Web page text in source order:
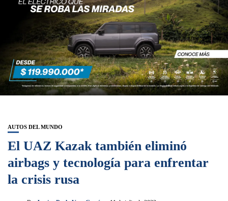
AUTOS DEL MUNDO
El UAZ Kazak también eliminó
airbags y tecnología para enfrentar
la crisis rusa